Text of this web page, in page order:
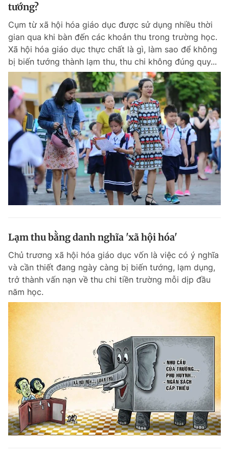
tướng?
Cụm từ xã hội hóa giáo dục được sử dụng nhiều thời
gian qua khi bàn đến các khoản thu trong trường học.
Xã hội hóa giáo dục thực chất là gì, làm sao để không
bị biến tướng thành lạm thu, thu chi không đúng quy...
Lạm thu bằng danh nghĩa 'xã hội hóa'
Chủ trương xã hội hóa giáo dục vốn là việc có ý nghĩa
và cần thiết đang ngày càng bị biến tướng, lạm dụng,
trở thành vấn nạn về thu chi tiền trường mỗi dịp đầu
năm học.